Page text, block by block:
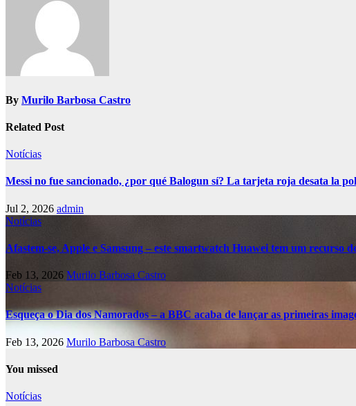
By Murilo Barbosa Castro
Related Post
Notícias
Messi no fue sancionado, ¿por qué Balogun sí? La tarjeta roja desata la
Jul 2, 2026 admin
Notícias
Afastem-se, Apple e Samsung – este smartwatch Huawei tem um recurso
Feb 13, 2026 Murilo Barbosa Castro
Notícias
Esqueça o Dia dos Namorados – a BBC acaba de lançar as primeiras
Feb 13, 2026 Murilo Barbosa Castro
You missed
Notícias